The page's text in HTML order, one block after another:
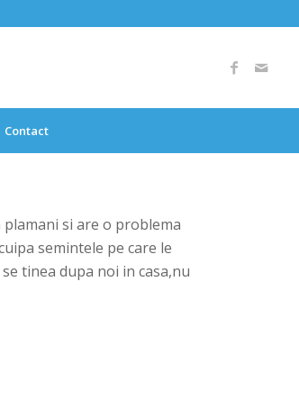
Contact
si are o problema
semintele pe care le
tinea dupa noi in casa,nu